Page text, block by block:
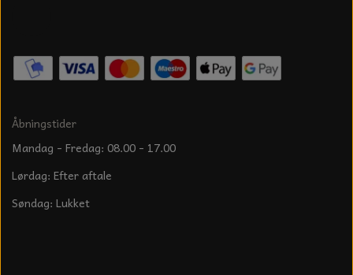
Åbningstider
Mandag - Fredag: 08.00 - 17.00
Lørdag: Efter aftale
Søndag: Lukket